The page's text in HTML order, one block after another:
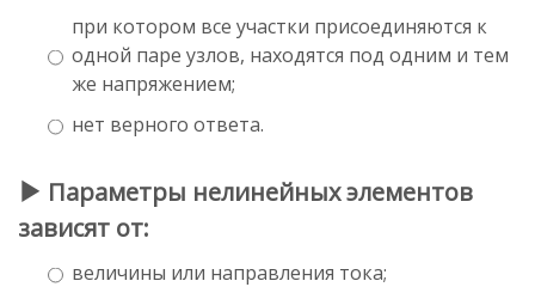
при котором все участки присоединяются к
одной паре узлов, находятся под одним и тем
же напряжением;
нет верного ответа.
Параметры нелинейных элементов
зависят от:
величины или направления тока;